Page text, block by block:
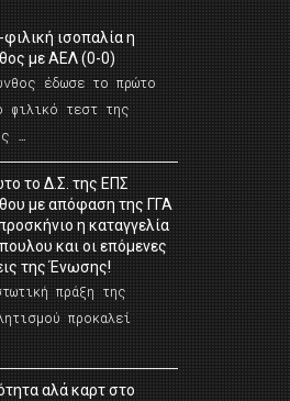
ισοπαλία η
με ΑΕΛ (0-0)
έδωσε το πρώτο
φιλικό τεστ της
…
το Δ.Σ. της ΕΠΣ
με απόφαση της ΓΓΑ
η καταγγελία
και οι επόμενες
της Ένωσης!
πράξη της
προκαλεί
αλά καρτ στο